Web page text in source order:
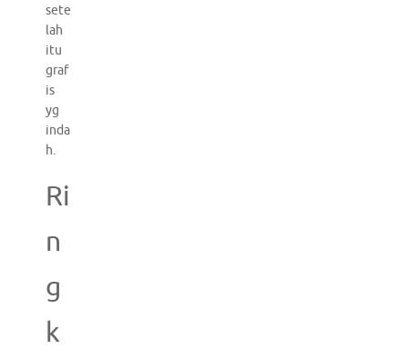
sete
lah
itu
graf
is
yg
inda
h.
Ri
n
g
k